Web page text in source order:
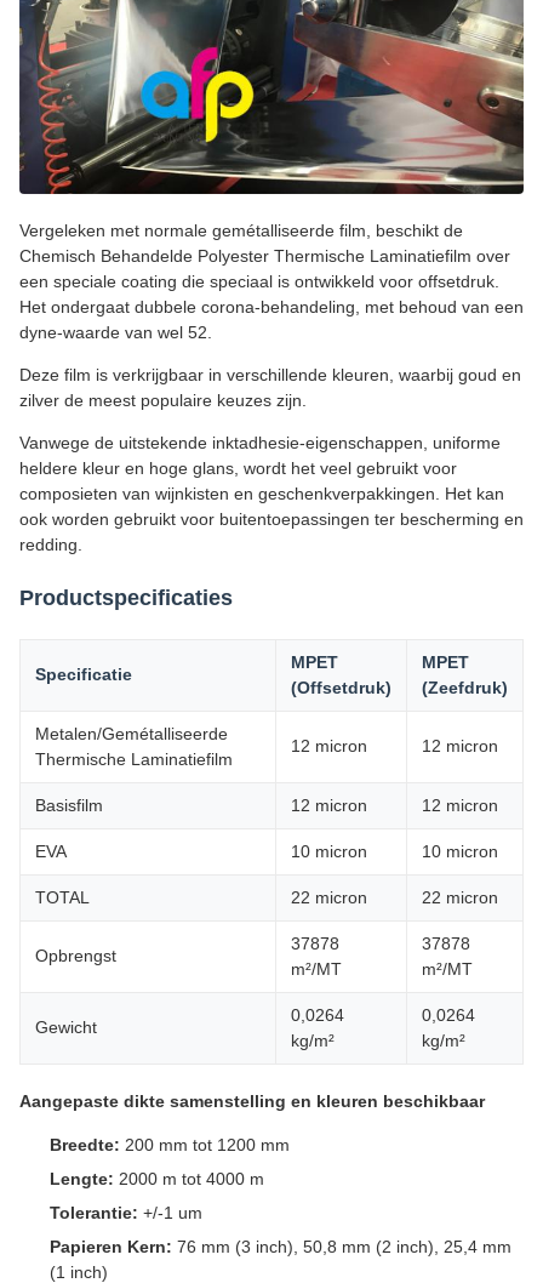
Vergeleken met normale gemétalliseerde film, beschikt de
Chemisch Behandelde Polyester Thermische Laminatiefilm over
een speciale coating die speciaal is ontwikkeld voor offsetdruk.
Het ondergaat dubbele corona-behandeling, met behoud van een
dyne-waarde van wel 52.
Deze film is verkrijgbaar in verschillende kleuren, waarbij goud en
zilver de meest populaire keuzes zijn.
Vanwege de uitstekende inktadhesie-eigenschappen, uniforme
heldere kleur en hoge glans, wordt het veel gebruikt voor
composieten van wijnkisten en geschenkverpakkingen. Het kan
ook worden gebruikt voor buitentoepassingen ter bescherming en
redding.
Productspecificaties
Specificatie
MPET
(Offsetdruk)
MPET
(Zeefdruk)
Metalen/Gemétalliseerde
Thermische Laminatiefilm
12 micron 12 micron
Basisfilm 12 micron 12 micron
EVA 10 micron 10 micron
TOTAL 22 micron 22 micron
Opbrengst
37878
m²/MT
37878
m²/MT
Gewicht
0,0264
kg/m²
0,0264
kg/m²
Aangepaste dikte samenstelling en kleuren beschikbaar
Breedte: 200 mm tot 1200 mm
Lengte: 2000 m tot 4000 m
Tolerantie: +/-1 um
Papieren Kern: 76 mm (3 inch), 50,8 mm (2 inch), 25,4 mm
(1 inch)